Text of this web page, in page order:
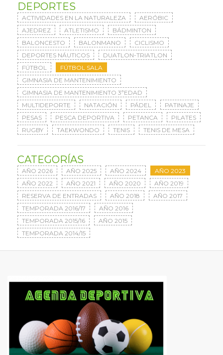
DEPORTES
ACTIVIDADES EN LA NATURALEZA
AERÓBIC
AJEDREZ
ATLETISMO
BÁDMINTON
BALONCESTO
BALONMANO
CICLISMO
DEPORTES NÁUTICOS
DUATLON-TRIATLON
FÚTBOL
FÚTBOL SALA
GIMNASIA DE MANTENIMIENTO
GIMNASIA DE MANTENIMIENTO 3ªEDAD
MULTIDEPORTE
NATACIÓN PÁDEL
PATINAJE
PESAS
PESCA DEPORTIVA PETANCA
PILATES
RUGBY
TAEKWONDO TENIS TENIS DE MESA
CATEGORÍAS
AÑO 2026 AÑO 2025 AÑO 2024
AÑO 2023
AÑO 2022
AÑO 2021 AÑO 2020
AÑO 2019
RESERVA DE ENTRADAS
AÑO 2018
AÑO 2017
TEMPORADA 2016/17
AÑO 2016
TEMPORADA 2015/16
AÑO 2015
TEMPORADA 2014/15